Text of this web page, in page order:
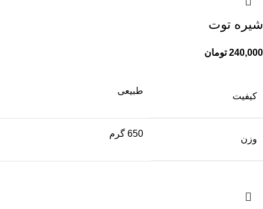
شیره توت
240,000 تومان
کیفیت
طبیعی
وزن
650 گرم